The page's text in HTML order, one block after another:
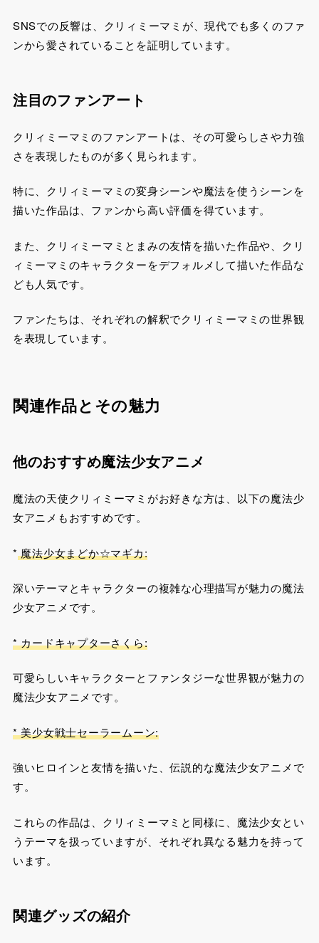
SNSでの反響は、クリィミーマミが、現代でも多くのファ
ンから愛されていることを証明しています。
注目のファンアート
クリィミーマミのファンアートは、その可愛らしさや力強
さを表現したものが多く見られます。
特に、クリィミーマミの変身シーンや魔法を使うシーンを
描いた作品は、ファンから高い評価を得ています。
また、クリィミーマミとまみの友情を描いた作品や、クリ
ィミーマミのキャラクターをデフォルメして描いた作品な
ども人気です。
ファンたちは、それぞれの解釈でクリィミーマミの世界観
を表現しています。
関連作品とその魅力
他のおすすめ魔法少女アニメ
魔法の天使クリィミーマミがお好きな方は、以下の魔法少
女アニメもおすすめです。
*魔法少女まどか☆マギカ:
深いテーマとキャラクターの複雑な心理描写が魅力の魔法
少女アニメです。
* カードキャプターさくら:
可愛らしいキャラクターとファンタジーな世界観が魅力の
魔法少女アニメです。
* 美少女戦士セーラームーン:
強いヒロインと友情を描いた、伝説的な魔法少女アニメで
す。
これらの作品は、クリィミーマミと同様に、魔法少女とい
うテーマを扱っていますが、それぞれ異なる魅力を持って
います。
関連グッズの紹介